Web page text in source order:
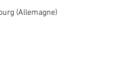
(Allemagne)